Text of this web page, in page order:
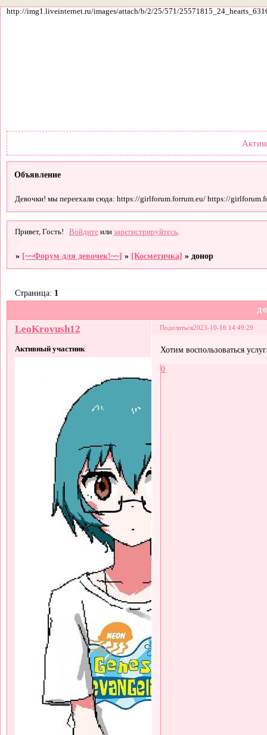
http://img1.liveinternet.ru/images/attach/b/2/25/571/
Объявление
Девочки! мы переехали сюда: https://girlforum.forrum.eu/ https://
Привет, Гость! Войдите илизарегистрируйтесь
» [~~Форум для девочек!~~] » [Косметичка] »донор
Страница: 1
Поделиться2023-10-16 14:49:29
LeoKrovush12
Активный участник Хотим воспользоваться
0